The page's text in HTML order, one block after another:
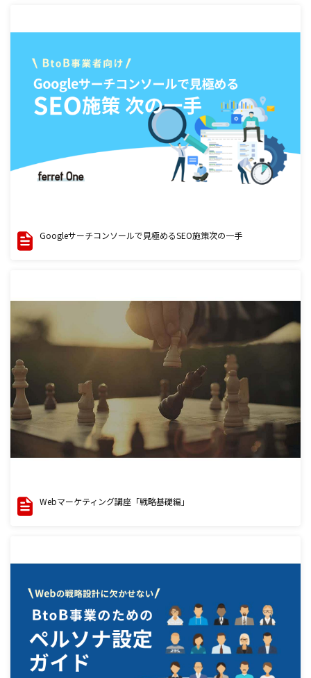
Googleサーチコンソールで見極めるSEO施策次の一手
Webマーケティング講座「戦略基礎編」